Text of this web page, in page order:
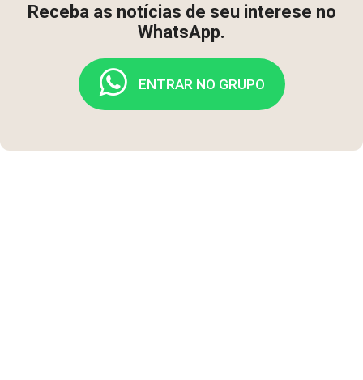
Receba as notícias de seu interese no
WhatsApp.
ENTRAR NO GRUPO